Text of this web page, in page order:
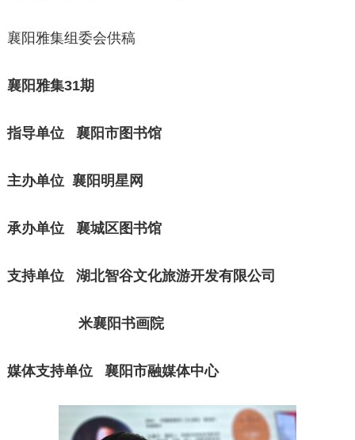
襄阳雅集组委会供稿
襄阳雅集31期
指导单位 襄阳市图书馆
主办单位 襄阳明星网
承办单位 襄城区图书馆
支持单位 湖北智谷文化旅游开发有限公司
米襄阳书画院
媒体支持单位 襄阳市融媒体中心